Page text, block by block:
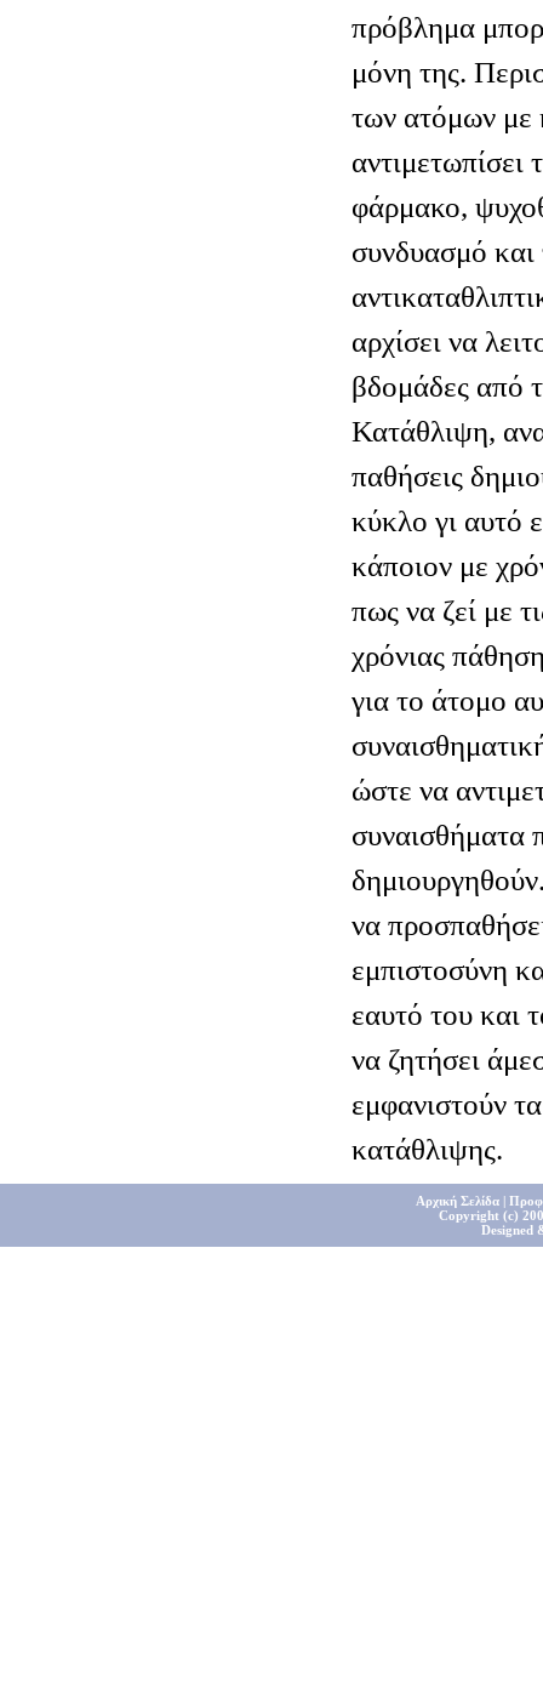
πρόβλημα
μόνη της.
των ατόμων με
φάρμακο,
συνδυασμό
αρχίσει να
βδομάδες από
Κατάθλιψη,
παθήσεις
κύκλο γι αυτό
κάποιον με
πως να ζεί με
χρόνιας
για το άτομο
ώστε να
συναισθήματα
να
εμπιστοσύνη
εαυτό του και
να ζητήσει
εμφανιστούν
κατάθλιψης.
Αρχική Σελίδα|
Copyright (c)
Designed